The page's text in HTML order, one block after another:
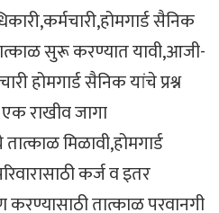
सैनिक
सुरू करण्यात यावी,आजी-
होमगार्ड सैनिक यांचे प्रश्न
राखीव जागा
मिळावी,होमगार्ड
कर्ज व इतर
करण्यासाठी तात्काळ परवानगी